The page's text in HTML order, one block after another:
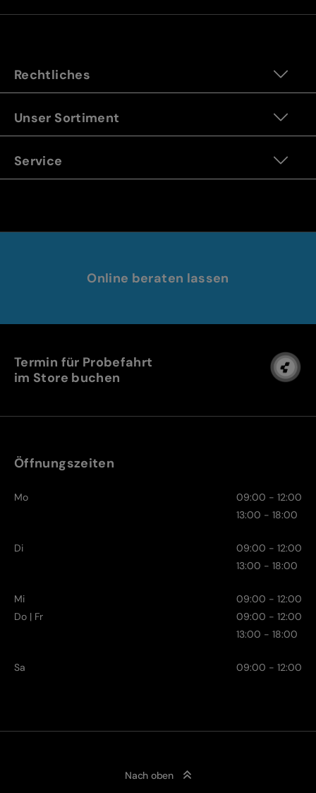
Rechtliches
Unser Sortiment
Service
Online beraten lassen
Termin für Probefahrt
im Store buchen
Öffnungszeiten
Mo
09:00 - 12:00
13:00 - 18:00
Di
09:00 - 12:00
13:00 - 18:00
Mi
09:00 - 12:00
Do | Fr
09:00 - 12:00
13:00 - 18:00
Sa 09:00 - 12:00
Nach oben